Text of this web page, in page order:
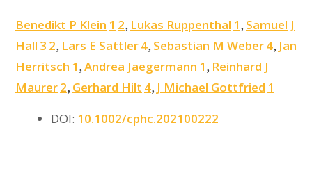
Benedikt P Klein 1 2, Lukas Ruppenthal 1, Samuel J
Hall 3 2, Lars E Sattler4, Sebastian M Weber4, Jan
Herritsch 1,Andrea Jaegermann 1, Reinhard J
Maurer2, Gerhard Hilt 4, J Michael Gottfried 1
DOI: 10.1002/cphc.202100222